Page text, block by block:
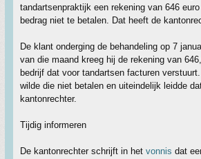
tandartsenpraktijk een rekening van 646
bedrag niet te betalen. Dat heeft de
De klant onderging de behandeling op 7
van die maand kreeg hij de rekening van
bedrijf dat voor tandartsen facturen
wilde die niet betalen en uiteindelijk leidde
kantonrechter.
Tijdig informeren
De kantonrechter schrijft in het vonnis dat